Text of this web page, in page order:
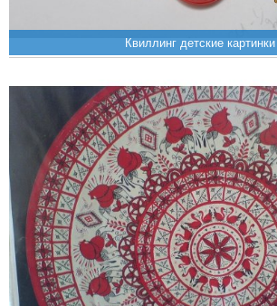
Квиллинг детские картинки